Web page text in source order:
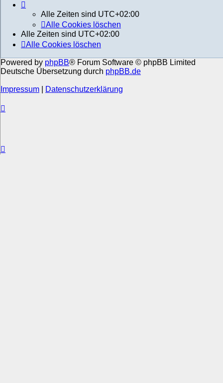
Alle Zeiten sind UTC+02:00
Alle Cookies löschen
Alle Zeiten sind UTC+02:00
Alle Cookies löschen
Powered by phpBB® Forum Software © phpBB Limited
Deutsche Übersetzung durch phpBB.de
Impressum Datenschutzerklärung